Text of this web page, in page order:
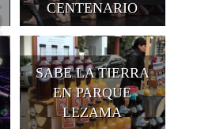
CENTENARIO
SABE LA TIERRA
EN PARQUE
LEZAMA